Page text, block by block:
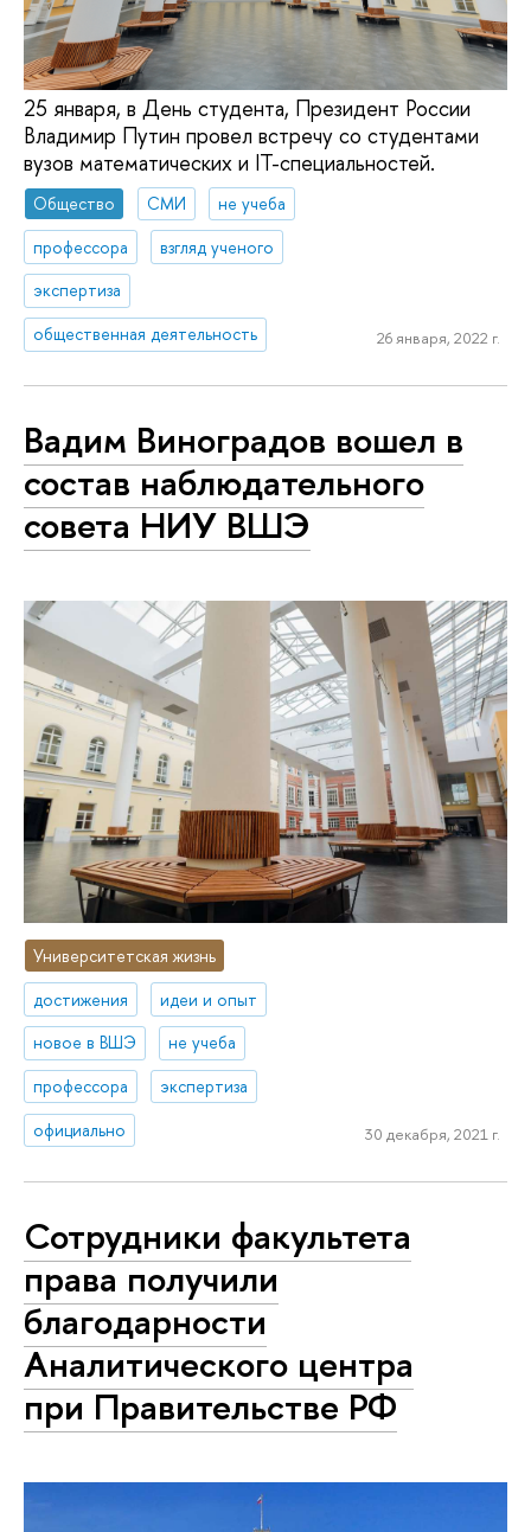
25 января, в День студента, Президент России
Владимир Путин провел встречу со студентами
вузов математических и IT-специальностей.
Общество СМИ
не учеба
профессора
взгляд ученого
экспертиза
общественная деятельность
26 января, 2022 г.
Вадим Виноградов вошел в
состав наблюдательного
совета НИУ ВШЭ
Университетская жизнь
достижения
идеи и опыт
новое в ВШЭ
не учеба
профессора
экспертиза
официально
30 декабря, 2021 г.
Сотрудники факультета
права получили
благодарности
Аналитического центра
при Правительстве РФ